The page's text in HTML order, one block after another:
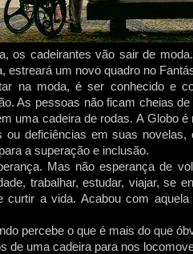
os cadeirantes vão sair de
estreará um novo quadro no
na moda, é ser conhecido e
As pessoas não ficam cheias
uma cadeira de rodas. A Globo
ou deficiências em suas
a superação e inclusão.
Mas não esperança de
trabalhar, estudar, viajar, se
a vida. Acabou com
percebe o que é mais do que
de uma cadeira para nos